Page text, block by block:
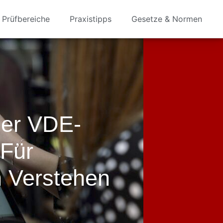
Prüfbereiche Praxistipps Gesetze & Normen
VDE-
Verstehen